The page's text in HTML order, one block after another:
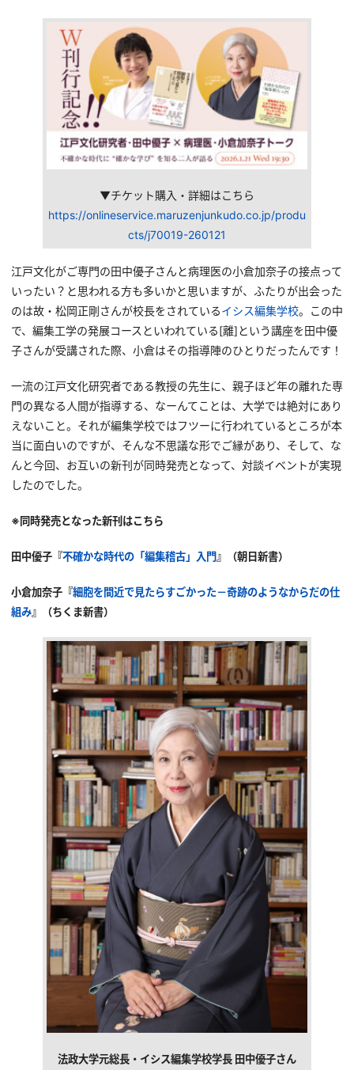
▼チケット購入・詳細はこちら
https://onlineservice.maruzenjunkudo.co.jp/produ
cts/j70019-260121
江戸文化がご専門の田中優子さんと病理医の小倉加奈子の接点って
いったい？と思われる方も多いかと思いますが、ふたりが出会った
のは故・松岡正剛さんが校長をされているイシス編集学校。この中
で、編集工学の発展コースといわれている[離]という講座を田中優
子さんが受講された際、小倉はその指導陣のひとりだったんです！
一流の江戸文化研究者である教授の先生に、親子ほど年の離れた専
門の異なる人間が指導する、なーんてことは、大学では絶対にあり
えないこと。それが編集学校ではフツーに行われているところが本
当に面白いのですが、そんな不思議な形でご縁があり、そして、な
んと今回、お互いの新刊が同時発売となって、対談イベントが実現
したのでした。
※同時発売となった新刊はこちら
田中優子『不確かな時代の「編集稽古」入門 』（朝日新書）
小倉加奈子『細胞を間近で見たらすごかった－奇跡のようなからだの仕
組み』（ちくま新書）
法政大学元総長・イシス編集学校学長 田中優子さん